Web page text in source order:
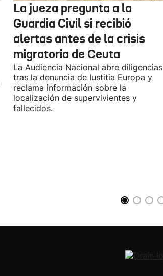
La jueza pregunta a la
Guardia Civil si recibió
alertas antes de la crisis
migratoria de Ceuta
La Audiencia Nacional abre diligencias
tras la denuncia de Iustitia Europa y
reclama información sobre la
localización de supervivientes y
fallecidos.